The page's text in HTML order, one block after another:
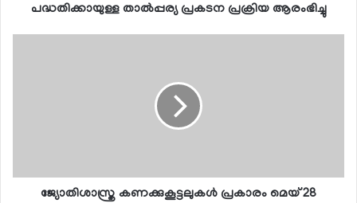
പദ്ധതിക്കായുള്ള താല്‍പ്പര്യ പ്രകടന പ്രക്രിയ ആരംഭിച്ചു
ജ്യോതിശാസ്ത്ര കണക്കുകൂട്ടലുകള്‍ പ്രകാരം മെയ് 28